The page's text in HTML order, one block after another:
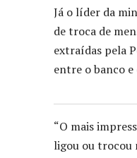
Já o líder da
de troca de
extraídas pela
entre o banco
“O mais
ligou ou trocou